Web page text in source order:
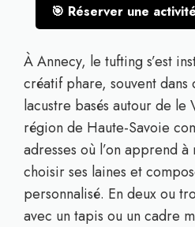
🎯 Réserver une
À Annecy, le tufting s’est
créatif phare, souvent dans
lacustre basés autour de le
région de Haute-Savoie
adresses où l’on apprend
choisir ses laines et
personnalisé. En deux ou
avec un tapis ou un cadre